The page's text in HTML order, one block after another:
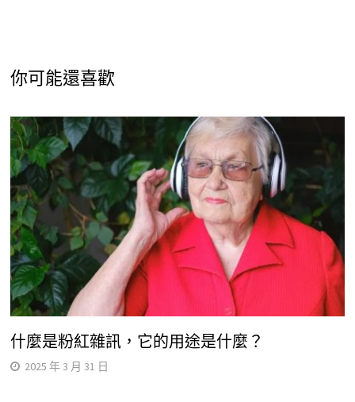
你可能還喜歡
什麼是粉紅雜訊，它的用途是什麼？
2025 年 3 月 31 日